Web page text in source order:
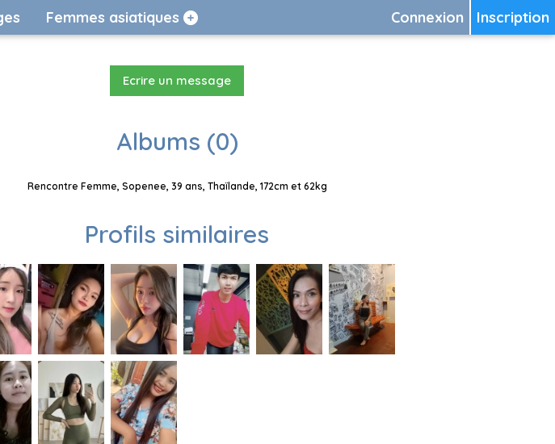
Inscription
Connexion
Femmes asiatiques
Ecrire un message
Albums (0)
Rencontre Femme, Sopenee, 39 ans, Thaïlande, 172cm et 62kg
Profils similaires